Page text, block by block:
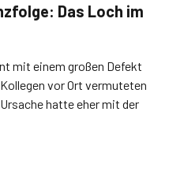
Das Loch im
mit einem großen Defekt
vor Ort vermuteten
hatte eher mit der